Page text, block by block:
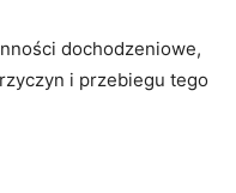
dochodzeniowe,
i przebiegu tego